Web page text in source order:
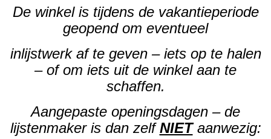
De winkel is tijdens de vakantieperiode
geopend om eventueel
inlijstwerk af te geven – iets op te halen
– of om iets uit de winkel aan te
schaffen.
Aangepaste openingsdagen – de
lijstenmaker is dan zelfNIETaanwezig: